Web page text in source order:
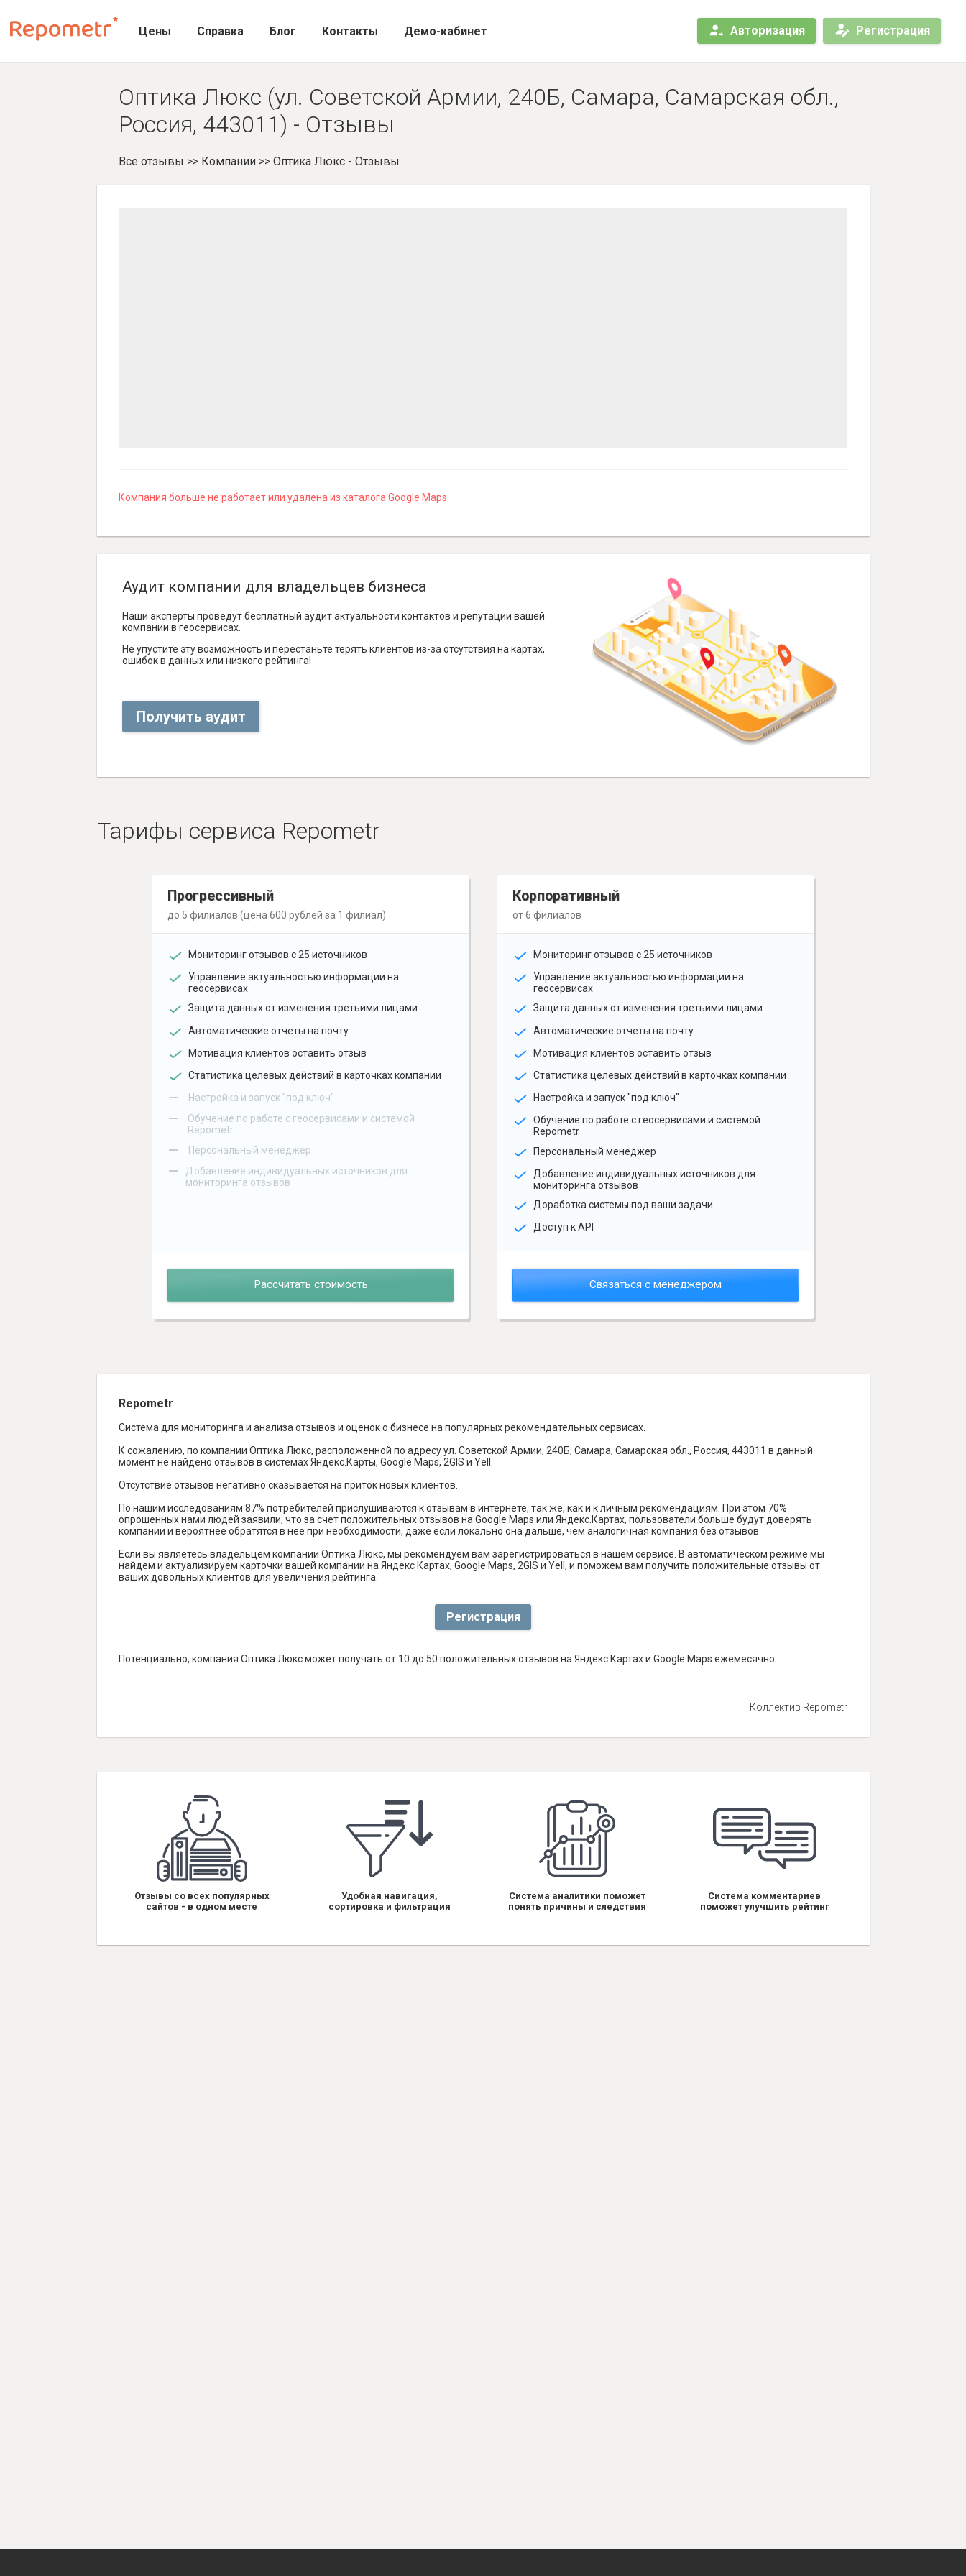
Цены Справка Блог Контакты Демо-кабинет Авторизация Регистрация
Оптика Люкс (ул. Советской Армии, 240Б, Самара, Самарская обл.,
Россия, 443011) - Отзывы
Все отзывы >> Компании>> Оптика Люкс - Отзывы
Компания больше не работает или удалена из каталога Google Maps.
Аудит компании для владельцев бизнеса
Наши эксперты проведут бесплатный аудит актуальности контактов и репутации вашей
компании в геосервисах.
Не упустите эту возможность и перестаньте терять клиентов из-за отсутствия на картах,
ошибок в данных или низкого рейтинга!
Получить аудит
Тарифы сервиса Repometr
Прогрессивный
до 5 филиалов (цена 600 рублей за 1 филиал)
Мониторинг отзывов с 25 источников
Управление актуальностью информации на
геосервисах
Защита данных от изменения третьими лицами
Автоматические отчеты на почту
Мотивация клиентов оставить отзыв
Статистика целевых действий в карточках компании
– Настройка и запуск "под ключ"
–
Обучение по работе с геосервисами и системой
Repometr
– Персональный менеджер
–
Добавление индивидуальных источников для
мониторинга отзывов
Рассчитать стоимость
Корпоративный
от 6 филиалов
Мониторинг отзывов с 25 источников
Управление актуальностью информации на
геосервисах
Защита данных от изменения третьими лицами
Автоматические отчеты на почту
Мотивация клиентов оставить отзыв
Статистика целевых действий в карточках компании
Настройка и запуск "под ключ"
Обучение по работе с геосервисами и системой
Repometr
Персональный менеджер
Добавление индивидуальных источников для
мониторинга отзывов
Доработка системы под ваши задачи
Доступ к API
Связаться с менеджером
Repometr
Система для мониторинга и анализа отзывов и оценок о бизнесе на популярных рекомендательных сервисах.
К сожалению, по компании Оптика Люкс, расположенной по адресу ул. Советской Армии, 240Б, Самара, Самарская обл., Россия, 443011 в данный
момент не найдено отзывов в системах Яндекс.Карты, Google Maps, 2GIS и Yell.
Отсутствие отзывов негативно сказывается на приток новых клиентов.
По нашим исследованиям 87% потребителей прислушиваются к отзывам в интернете, так же, как и к личным рекомендациям. При этом 70%
опрошенных нами людей заявили, что за счет положительных отзывов на Google Maps или Яндекс.Картах, пользователи больше будут доверять
компании и вероятнее обратятся в нее при необходимости, даже если локально она дальше, чем аналогичная компания без отзывов.
Если вы являетесь владельцем компании Оптика Люкс, мы рекомендуем вам зарегистрироваться в нашем сервисе. В автоматическом режиме мы
найдем и актуализируем карточки вашей компании на Яндекс Картах, Google Maps, 2GIS и Yell, и поможем вам получить положительные отзывы от
ваших довольных клиентов для увеличения рейтинга.
Регистрация
Потенциально, компания Оптика Люкс может получать от 10 до 50 положительных отзывов на Яндекс Картах и Google Maps ежемесячно.
Коллектив Repometr
Отзывы со всех популярных
сайтов - в одном месте
Удобная навигация,
сортировка и фильтрация
Система аналитики поможет
понять причины и следствия
Система комментариев
поможет улучшить рейтинг